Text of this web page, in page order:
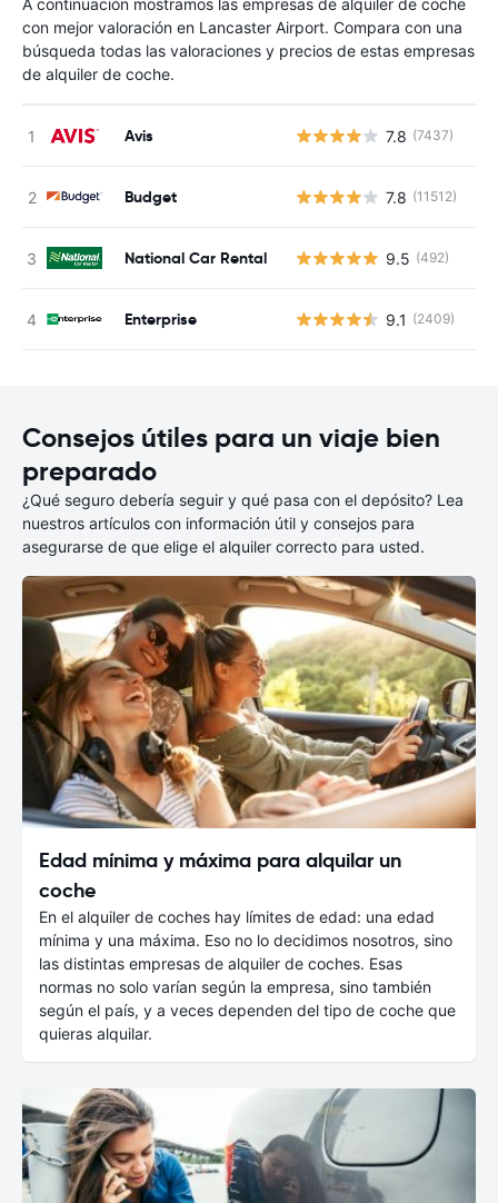
A continuación mostramos las empresas de alquiler de coche
con mejor valoración en Lancaster Airport. Compara con una
búsqueda todas las valoraciones y precios de estas empresas
de alquiler de coche.
Avis 7.8 (7437)
Budget 7.8 (11512)
National Car Rental 9.5 (492)
Enterprise 9.1 (2409)
Consejos útiles para un viaje bien
preparado
¿Qué seguro debería seguir y qué pasa con el depósito? Lea
nuestros artículos con información útil y consejos para
asegurarse de que elige el alquiler correcto para usted.
Edad mínima y máxima para alquilar un
coche
En el alquiler de coches hay límites de edad: una edad
mínima y una máxima. Eso no lo decidimos nosotros, sino
las distintas empresas de alquiler de coches. Esas
normas no solo varían según la empresa, sino también
según el país, y a veces dependen del tipo de coche que
quieras alquilar.